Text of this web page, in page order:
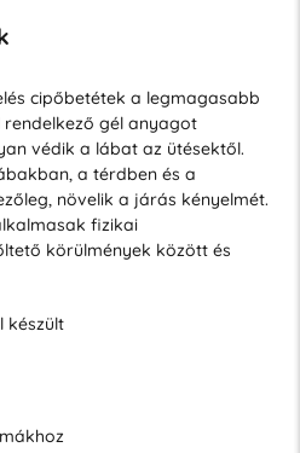
cipőbetétek a legmagasabb
gél anyagot
védik a lábat az ütésektől.
a térdben és a
növelik a járás kényelmét.
fizikai
körülmények között és
készült